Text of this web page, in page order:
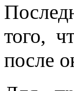
того,
после